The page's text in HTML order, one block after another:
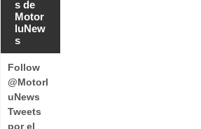
s de
Motor
luNew
s
Follow
@Motorl
uNews
Tweets
por el